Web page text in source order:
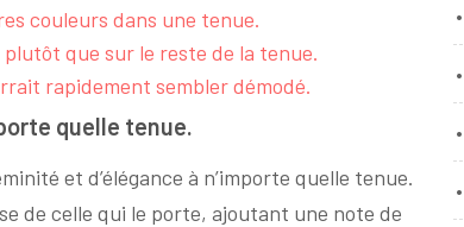
couleurs dans une tenue.
que sur le reste de la tenue.
rapidement sembler démodé.
quelle tenue.
et d’élégance à n’importe quelle tenue.
de celle qui le porte, ajoutant une note de